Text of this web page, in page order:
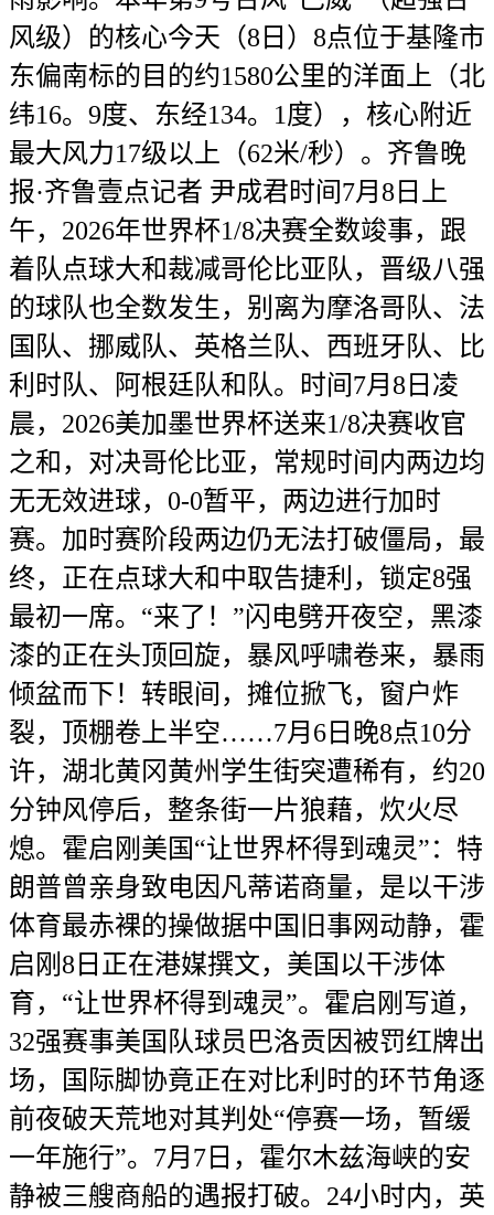
风级）的核心今天（8日）8点位于基隆市
东偏南标的目的约1580公里的洋面上（北
纬16。9度、东经134。1度），核心附近
最大风力17级以上（62米/秒）。齐鲁晚
报·齐鲁壹点记者 尹成君时间7月8日上
午，2026年世界杯1/8决赛全数竣事，跟
着队点球大和裁减哥伦比亚队，晋级八强
的球队也全数发生，别离为摩洛哥队、法
国队、挪威队、英格兰队、西班牙队、比
利时队、阿根廷队和队。时间7月8日凌
晨，2026美加墨世界杯送来1/8决赛收官
之和，对决哥伦比亚，常规时间内两边均
无无效进球，0-0暂平，两边进行加时
赛。加时赛阶段两边仍无法打破僵局，最
终，正在点球大和中取告捷利，锁定8强
最初一席。“来了！”闪电劈开夜空，黑漆
漆的正在头顶回旋，暴风呼啸卷来，暴雨
倾盆而下！转眼间，摊位掀飞，窗户炸
裂，顶棚卷上半空……7月6日晚8点10分
许，湖北黄冈黄州学生街突遭稀有，约20
分钟风停后，整条街一片狼藉，炊火尽
熄。霍启刚美国“让世界杯得到魂灵”：特
朗普曾亲身致电因凡蒂诺商量，是以干涉
体育最赤裸的操做据中国旧事网动静，霍
启刚8日正在港媒撰文，美国以干涉体
育，“让世界杯得到魂灵”。霍启刚写道，
32强赛事美国队球员巴洛贡因被罚红牌出
场，国际脚协竟正在对比利时的环节角逐
前夜破天荒地对其判处“停赛一场，暂缓
一年施行”。7月7日，霍尔木兹海峡的安
静被三艘商船的遇报打破。24小时内，英